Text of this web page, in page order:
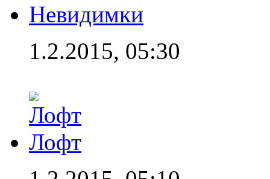
Невидимки
1.2.2015, 05:30
Лофт